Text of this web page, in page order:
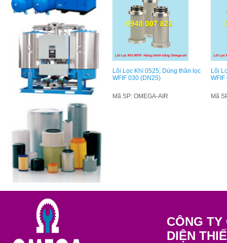
Lõi Lọc Khí 0525; Dùng thân lọc
WFIF 030 (DN25)
Mã SP: OMEGA-AIR
Lõi
WFIF
Mã
CÔNG
DIỆN